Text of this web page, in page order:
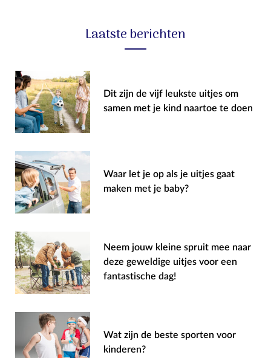
Laatste berichten
Dit zijn de vijf leukste uitjes om
samen met je kind naartoe te doen
Waar let je op als je uitjes gaat
maken met je baby?
Neem jouw kleine spruit mee naar
deze geweldige uitjes voor een
fantastische dag!
Wat zijn de beste sporten voor
kinderen?